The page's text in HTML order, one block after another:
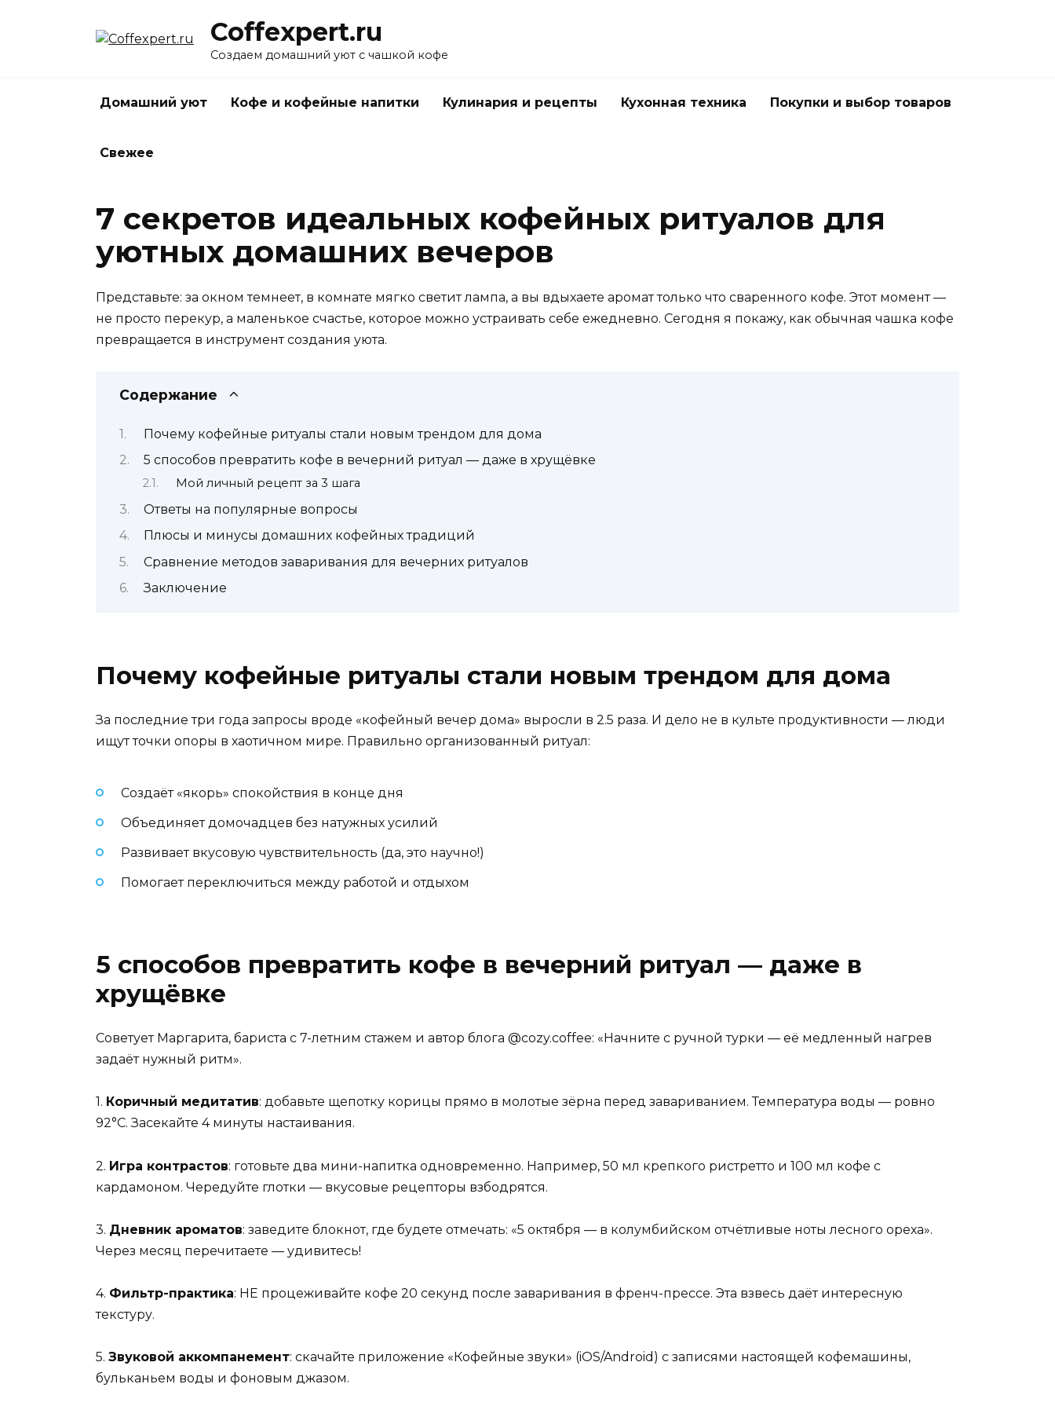
Coffexpert.ru
Создаем домашний уют с чашкой кофе
Домашний уют Кофе и кофейные напитки Кулинария и рецепты Кухонная техника Покупки и выбор товаров
Свежее
7 секретов идеальных кофейных ритуалов для
уютных домашних вечеров
Представьте: за окном темнеет, в комнате мягко светит лампа, а вы вдыхаете аромат только что сваренного кофе. Этот момент —
не просто перекур, а маленькое счастье, которое можно устраивать себе ежедневно. Сегодня я покажу, как обычная чашка кофе
превращается в инструмент создания уюта.
Содержание
Почему кофейные ритуалы стали новым трендом для дома
5 способов превратить кофе в вечерний ритуал — даже в хрущёвке
Мой личный рецепт за 3 шага
Ответы на популярные вопросы
Плюсы и минусы домашних кофейных традиций
Сравнение методов заваривания для вечерних ритуалов
Заключение
Почему кофейные ритуалы стали новым трендом для дома
За последние три года запросы вроде «кофейный вечер дома» выросли в 2.5 раза. И дело не в культе продуктивности — люди
ищут точки опоры в хаотичном мире. Правильно организованный ритуал:
Создаёт «якорь» спокойствия в конце дня
Объединяет домочадцев без натужных усилий
Развивает вкусовую чувствительность (да, это научно!)
Помогает переключиться между работой и отдыхом
5 способов превратить кофе в вечерний ритуал — даже в
хрущёвке
Советует Маргарита, бариста с 7-летним стажем и автор блога @cozy.coffee: «Начните с ручной турки — её медленный нагрев
задаёт нужный ритм».
1. Коричный медитатив: добавьте щепотку корицы прямо в молотые зёрна перед завариванием. Температура воды — ровно
92°C. Засекайте 4 минуты настаивания.
2. Игра контрастов: готовьте два мини-напитка одновременно. Например, 50 мл крепкого ристретто и 100 мл кофе с
кардамоном. Чередуйте глотки — вкусовые рецепторы взбодрятся.
3. Дневник ароматов: заведите блокнот, где будете отмечать: «5 октября — в колумбийском отчётливые ноты лесного ореха».
Через месяц перечитаете — удивитесь!
4. Фильтр-практика: НЕ процеживайте кофе 20 секунд после заваривания в френч-прессе. Эта взвесь даёт интересную
текстуру.
5. Звуковой аккомпанемент: скачайте приложение «Кофейные звуки» (iOS/Android) с записями настоящей кофемашины,
бульканьем воды и фоновым джазом.